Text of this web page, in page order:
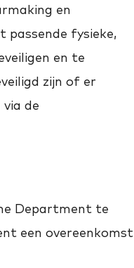
en
fysieke,
en te
zijn of er
de
Department te
een overeenkomst